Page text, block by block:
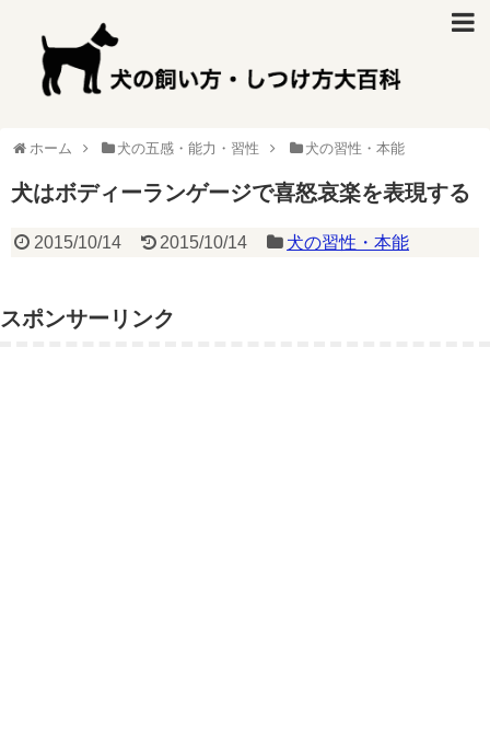
ホーム 犬の五感・能力・習性 犬の習性・本能
犬はボディーランゲージで喜怒哀楽を表現する
2015/10/14 2015/10/14 犬の習性・本能
スポンサーリンク